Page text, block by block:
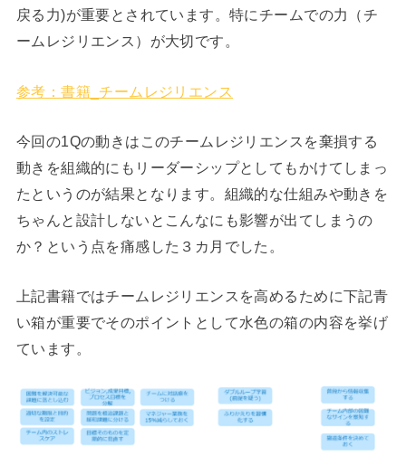
戻る力)が重要とされています。特にチームでの力（チ
ームレジリエンス）が大切です。
参考：書籍_チームレジリエンス
今回の1Qの動きはこのチームレジリエンスを棄損する
動きを組織的にもリーダーシップとしてもかけてしまっ
たというのが結果となります。組織的な仕組みや動きを
ちゃんと設計しないとこんなにも影響が出てしまうの
か？という点を痛感した３カ月でした。
上記書籍ではチームレジリエンスを高めるために下記青
い箱が重要でそのポイントとして水色の箱の内容を挙げ
ています。